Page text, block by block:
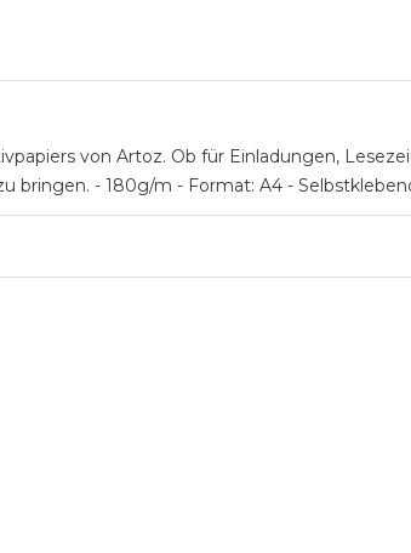
von Artoz. Ob für Einladungen,
bringen. - 180g/m - Format: A4 -